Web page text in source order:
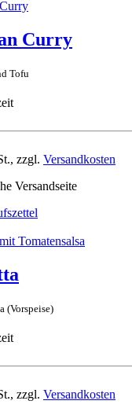
Curry
Tofu
, zzgl. Versandkosten
Versandseite
(Vorspeise)
, zzgl. Versandkosten